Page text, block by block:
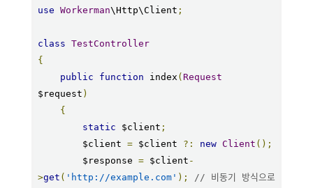
use Workerman\Http\Client ;
class TestController
{
public
function index ( Request
$request )
{
static $client ;
        $client
= $client ?: new Client ();
        $response
= $client -
>get ( 'http://example.com' );
// 비동기 방식으로